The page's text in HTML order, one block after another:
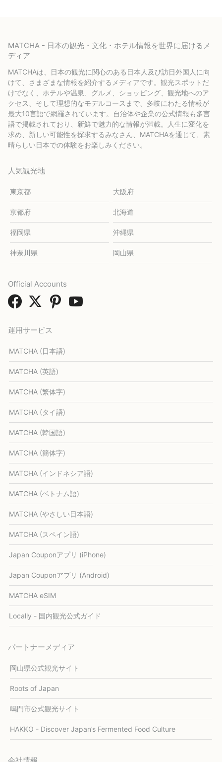
MATCHA - 日本の観光・文化・ホテル情報を世界に届けるメ
ディア
MATCHAは、日本の観光に関心のある日本人及び訪日外国人に向
けて、さまざまな情報を紹介するメディアです。観光スポットだ
けでなく、ホテルや温泉、グルメ、ショッピング、観光地へのア
クセス、そして理想的なモデルコースまで、多岐にわたる情報が
最大10言語で網羅されています。自治体や企業の公式情報も多言
語で掲載されており、新鮮で魅力的な情報が満載。人生に変化を
求め、新しい可能性を探求するみなさん、MATCHAを通じて、素
晴らしい日本での体験をお楽しみください。
人気観光地
東京都 大阪府
京都府 北海道
福岡県 沖縄県
神奈川県 岡山県
運用サービス
MATCHA (日本語)
MATCHA (英語)
MATCHA (繁体字)
MATCHA (タイ語)
MATCHA (韓国語)
MATCHA (簡体字)
MATCHA (インドネシア語)
MATCHA (ベトナム語)
MATCHA (やさしい日本語)
MATCHA (スペイン語)
Japan Couponアプリ (iPhone)
Japan Couponアプリ (Android)
MATCHA eSIM
Locally - 国内観光公式ガイド
パートナーメディア
岡山県公式観光サイト
Roots of Japan
鳴門市公式観光サイト
HAKKO - Discover Japan’s Fermented Food Culture
Official Accounts